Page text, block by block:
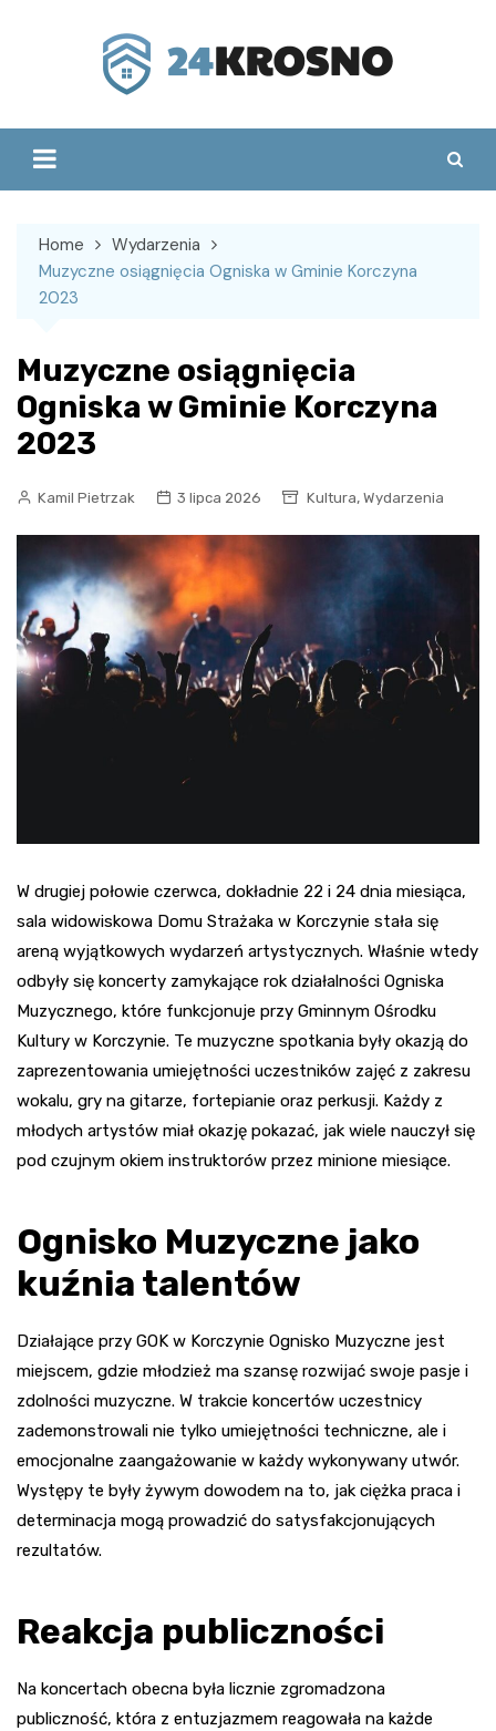
Home
Wydarzenia
Muzyczne osiągnięcia Ogniska w Gminie Korczyna
2023
Muzyczne osiągnięcia
Ogniska w Gminie Korczyna
2023
Kamil Pietrzak 3 lipca 2026 Kultura, Wydarzenia
W drugiej połowie czerwca, dokładnie 22 i 24 dnia miesiąca,
sala widowiskowa Domu Strażaka w Korczynie stała się
areną wyjątkowych wydarzeń artystycznych. Właśnie wtedy
odbyły się koncerty zamykające rok działalności Ogniska
Muzycznego, które funkcjonuje przy Gminnym Ośrodku
Kultury w Korczynie. Te muzyczne spotkania były okazją do
zaprezentowania umiejętności uczestników zajęć z zakresu
wokalu, gry na gitarze, fortepianie oraz perkusji. Każdy z
młodych artystów miał okazję pokazać, jak wiele nauczył się
pod czujnym okiem instruktorów przez minione miesiące.
Ognisko Muzyczne jako
kuźnia talentów
Działające przy GOK w Korczynie Ognisko Muzyczne jest
miejscem, gdzie młodzież ma szansę rozwijać swoje pasje i
zdolności muzyczne. W trakcie koncertów uczestnicy
zademonstrowali nie tylko umiejętności techniczne, ale i
emocjonalne zaangażowanie w każdy wykonywany utwór.
Występy te były żywym dowodem na to, jak ciężka praca i
determinacja mogą prowadzić do satysfakcjonujących
rezultatów.
Reakcja publiczności
Na koncertach obecna była licznie zgromadzona
publiczność, która z entuzjazmem reagowała na każde